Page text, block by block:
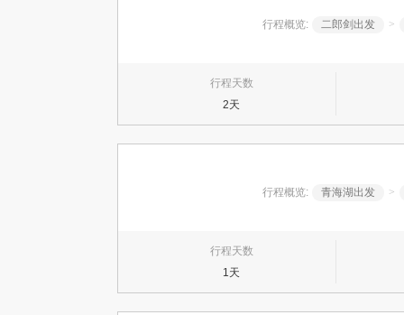
行程概览: 二郎剑出发 >
行程天数
2天
行程概览: 青海湖出发 >
行程天数
1天